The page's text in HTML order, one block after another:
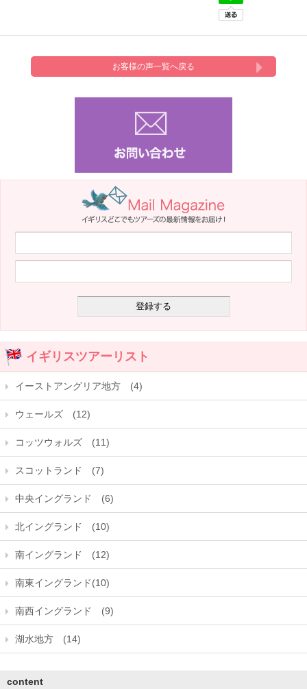
お客様の声一覧へ戻る
イギリスツアーリスト
イーストアングリア地方 (4)
ウェールズ (12)
コッツウォルズ (11)
スコットランド (7)
中央イングランド (6)
北イングランド (10)
南イングランド (12)
南東イングランド(10)
南西イングランド (9)
湖水地方 (14)
content